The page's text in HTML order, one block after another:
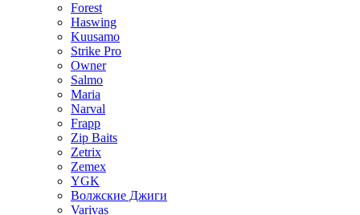
Forest
Haswing
Kuusamo
Strike Pro
Owner
Salmo
Maria
Narval
Frapp
Zip Baits
Zetrix
Zemex
YGK
Волжские Джиги
Varivas